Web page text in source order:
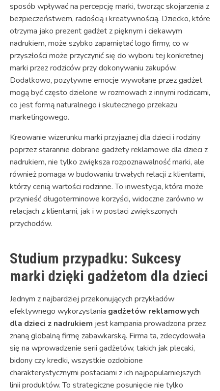
sposób wpływać na percepcję marki, tworząc skojarzenia z
bezpieczeństwem, radością i kreatywnością. Dziecko, które
otrzyma jako prezent gadżet z pięknym i ciekawym
nadrukiem, może szybko zapamiętać logo firmy, co w
przyszłości może przyczynić się do wyboru tej konkretnej
marki przez rodziców przy dokonywaniu zakupów.
Dodatkowo, pozytywne emocje wywołane przez gadżet
mogą być często dzielone w rozmowach z innymi rodzicami,
co jest formą naturalnego i skutecznego przekazu
marketingowego.
Kreowanie wizerunku marki przyjaznej dla dzieci i rodziny
poprzez starannie dobrane gadżety reklamowe dla dzieci z
nadrukiem, nie tylko zwiększa rozpoznawalność marki, ale
również pomaga w budowaniu trwałych relacji z klientami,
którzy cenią wartości rodzinne. To inwestycja, która może
przynieść długoterminowe korzyści, widoczne zarówno w
relacjach z klientami, jak i w postaci zwiększonych
przychodów.
Studium przypadku: Sukcesy
marki dzięki gadżetom dla dzieci
Jednym z najbardziej przekonujących przykładów
efektywnego wykorzystania gadżetów reklamowych
dla dzieci z nadrukiem jest kampania prowadzona przez
znaną globalną firmę zabawkarską. Firma ta, zdecydowała
się na wprowadzenie serii gadżetów, takich jak plecaki,
bidony czy kredki, wszystkie ozdobione
charakterystycznymi postaciami z ich najpopularniejszych
linii produktów. To strategiczne posunięcie nie tylko